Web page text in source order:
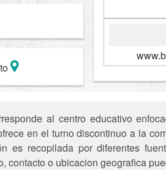
al centro educativo
en el turno discontinuo a la
es recopilada por diferentes
contacto o ubicacion geografica